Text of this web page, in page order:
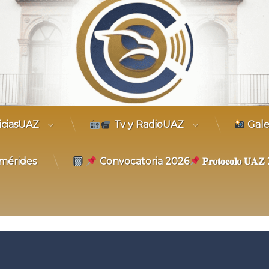
Tv y RadioUAZ
Convocatoria 2026 𝐏𝐫𝐨𝐭𝐨𝐜𝐨𝐥𝐨